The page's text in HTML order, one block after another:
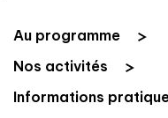
Au programme
Nos activités
Informations